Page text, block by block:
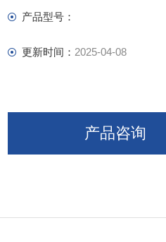
Our IFA reagents
产品型号：
更新时间： 2025-04-08
产品咨询